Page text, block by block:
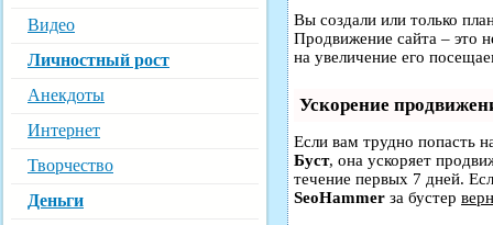
Видео
Личностный рост
Анекдоты
Интернет
Творчество
Деньги
Вы создали или только
Продвижение сайта – это
на увеличение его
Ускорение
Если вам трудно попасть
Буст, она ускоряет
течение первых 7 дней.
SeoHammer за бустер